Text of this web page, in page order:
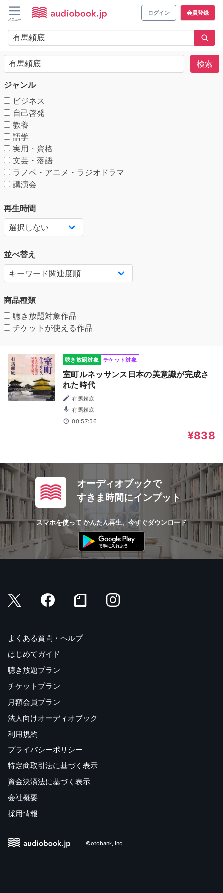
ログイン 会員登録
検索
ジャンル
ビジネス
自己啓発
教養
語学
実用・資格
文芸・落語
ラノベ・アニメ・ラジオドラマ
講演会
再生時間
並べ替え
商品種類
聴き放題対象作品
チケットが使える作品
聴き放題対象 チケット対象
室町ルネッサンス日本の美意識が完成さ
れた時代
有馬頼底
有馬頼底
00:57:56
¥838
オーディオブックで
すきま時間にインプット
スマホを使って かんたん再生、今すぐダウンロード
よくある質問・ヘルプ
はじめてガイド
聴き放題プラン
チケットプラン
月額会員プラン
法人向けオーディオブック
利用規約
プライバシーポリシー
特定商取引法に基づく表示
資金決済法に基づく表示
会社概要
採用情報
©otobank, Inc.